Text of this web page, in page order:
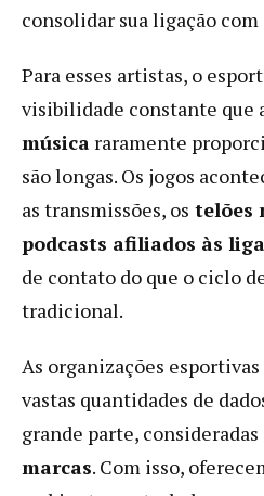
consolidar sua ligação
Para esses artistas, o
visibilidade constante que
música raramente
são longas. Os jogos
as transmissões, os telões
podcasts afiliados às
de contato do que o ciclo
tradicional.
As organizações
vastas quantidades de
grande parte, consideradas
marcas. Com isso,